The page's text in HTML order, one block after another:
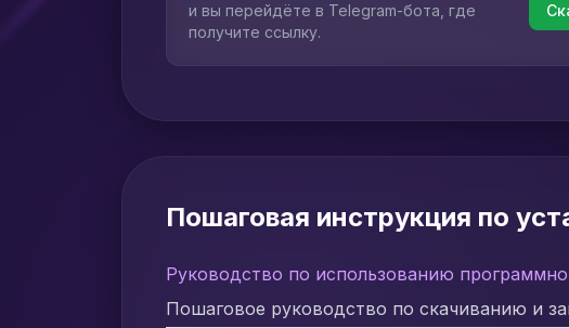
и вы перейдёте в Telegram-бота, где
получите ссылку.
Пошаговая инструкция по
Руководство по использованию
Пошаговое руководство по скачиванию и